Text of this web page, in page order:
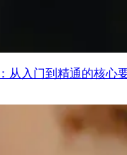
从入门到精通的核心